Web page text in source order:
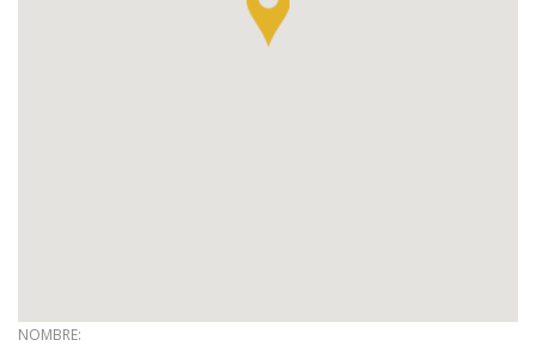
NOMBRE: